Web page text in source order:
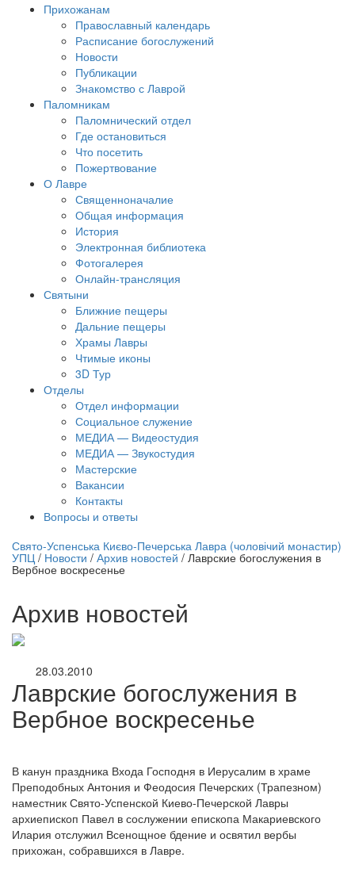
Прихожанам
Православный календарь
Расписание богослужений
Новости
Публикации
Знакомство с Лаврой
Паломникам
Паломнический отдел
Где остановиться
Что посетить
Пожертвование
О Лавре
Священноначалие
Общая информация
История
Электронная библиотека
Фотогалерея
Онлайн-трансляция
Святыни
Ближние пещеры
Дальние пещеры
Храмы Лавры
Чтимые иконы
3D Тур
Отделы
Отдел информации
Социальное служение
МЕДИА — Видеостудия
МЕДИА — Звукостудия
Мастерские
Вакансии
Контакты
Вопросы и ответы
трансляция | 12 сентября
трансляции
Свято-Успенська Києво-Печерська Лавра (чоловічий монастир)
УПЦ / Новости / Архив новостей / Лаврские богослужения в
Вербное воскресенье
Архив новостей
28.03.2010
Лаврские богослужения в
Вербное воскресенье
В канун праздника Входа Господня в Иерусалим в храме
Преподобных Антония и Феодосия Печерских (Трапезном)
наместник Свято-Успенской Киево-Печерской Лавры
архиепископ Павел в сослужении епископа Макариевского
Илария отслужил Всенощное бдение и освятил вербы
прихожан, собравшихся в Лавре.